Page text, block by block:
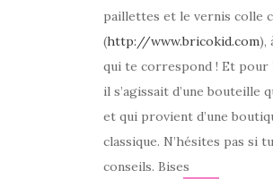
paillettes et le vernis colle
(http://www.bricokid.com),
qui te correspond ! Et pour
il s’agissait d’une bouteille
et qui provient d’une
classique. N’hésites pas si
conseils. Bises